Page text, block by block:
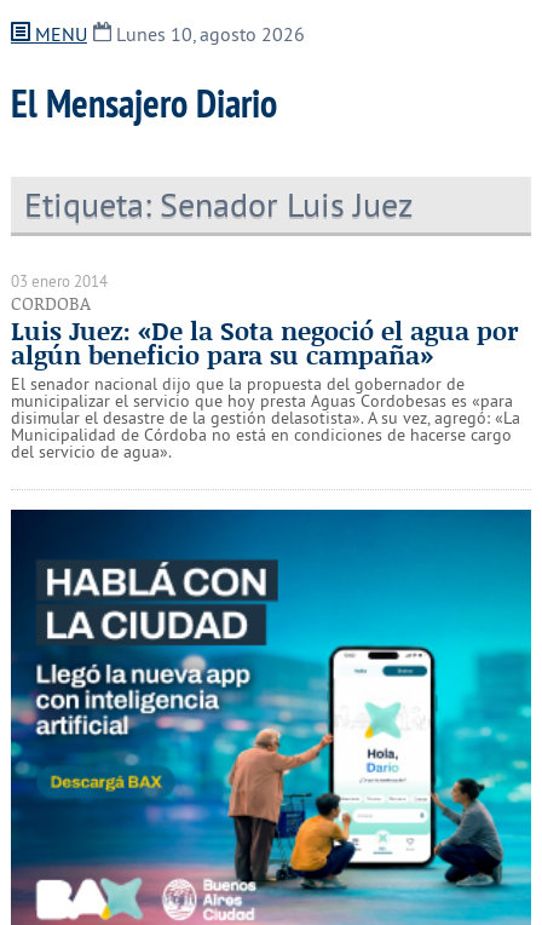
MENU Lunes 10, agosto 2026
El Mensajero Diario
Etiqueta: Senador Luis Juez
03 enero 2014
CORDOBA
Luis Juez: «De la Sota negoció el agua por
algún beneficio para su campaña»
El senador nacional dijo que la propuesta del gobernador de
municipalizar el servicio que hoy presta Aguas Cordobesas es «para
disimular el desastre de la gestión delasotista». A su vez, agregó: «La
Municipalidad de Córdoba no está en condiciones de hacerse cargo
del servicio de agua».